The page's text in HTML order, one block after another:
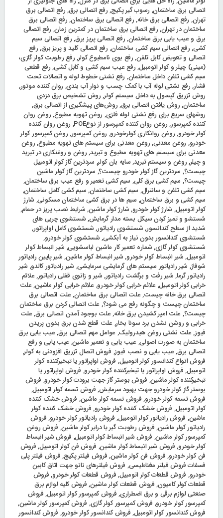
اتصالی برق ساختمان, رسوب گیر پکیج,رفع اتصالی برق,رفع اتصالی برق
تهران, رفع اتصالی برق خانه,رفع اتصالی برق ساختمان,رفع اتصالی برق
ساختمان در تهران,رفع اتصالی برق ساختمان در کمترین زمان, رفع اتصالی
برق و عیب یابی برق ساختمان,رفع اتصالی پریز برق,رفع اتصالی سیم
کشی,رفع اتصالی سیم کشی ساختمان, رفع اتصالی کلید و پریز برق,رفع
اتصالی و تعویض کابل تلفن,رفع بوی نامطبوع کولر,رفع رطوبت کولر گازی،
(مینی) چیلر و کولر اتومبیل,رفع عیب سیم کشی و کابل کشی,رفع قطعی
سیم کشی تلفن داخل ساختمان, رفع نشتی خطوط لوله و اتصالات تحت
فشار,رفع نشتی لوله آب با کمک چسب و نوار آب بندی, روان کننده موتور,
روش تزریق کپسول به داخل سیستم کولر,روش تشخیص برق دزدی
ساختمان,روش یافتن اتصالی برق,روش‌های پیشگیری از اتصالی برق,
روشهای سریع برای رفع نشتی لوله فلزی, روغن تهویه مطبوع,روغن روان
کننده کمپرسور,روغن روان کننده کمپرسور از نوعPOE , روغن روان کننده
کولر خودرو,روغن روانکاری کولرخودرو, روغن کمپرسور,روغن کمپرسور کولر
خودرو, روغن معدنی,روغن معدنی برای سیستم های تهویه مطبوع,روغن
معدنی برای سیستم های تهویه مطبوع و تبرید,روغن و روغنکاری در تبرید
و چیلر,روغن و سیستم تبرید,سایه بان کولر, سردترین گاز کولر اتومبیل
چیست؟, سردترین گاز کولر خودرو چیست؟, سردترین گاز کولر ماشین
چیست؟, سیم کشی برق کلی, سیم کشی تعمیر و رفع عیب برق ساختمان,
سیم کشی تلفن و سانترال, سیم کشی ساختمان,سیم کشی کامل ساختمان,
سیم کشی و برق ساختمان, سیم ها در برق کشی ساختمان مسکونی, شارژ
کولر اتومبیل, شارژ کولر خودرو,شارژ کولر ماشین,شرایط نصب پریز در حمام,
شستشو و تمیز کردن سیکل بسته مدار گرمایش,شستشوی چربی های
شدید از سطح کندانسور,شستشوی رادیاتور,شستشوی کامل اواپراتور,
شستشوی کندانسور بدون نیاز به آبکشی,شستشوی کولر خودرو,
شستشوی کولر گازی,شماره تعمیر کار ماشین لباسشویی, شیر انبساط کولر
اتومبیل,شیر انبساط کولر خودرو,شیر انبساط کولر ماشین,شیر پایین رادیاتور
شوفاژ, شیر رادیاتور سیستم های گرمایشی سرمایشی, شیر رادیاتور کالدو, شیر
رادیاتور گرما,شیر رفت و برگشت رادیاتور,شیر و زانوی قفلی رادیاتور,علائم
خرابی کولر اتومبیل, علائم خرابی کولر خودرو, علائم خرابی کولر ماشین,علت
اتصالی برق خانه چیست,علت اتصالی برق ساختمان,علت اتصالی برق
ساختمان چیست و چگونه رفع می شود؟, علت اتصالی کردن برق ساختمان
چیست؟, علت امپر کشیدن برق خانه,علت بوجود آمدن اتصالی برق,علت
خرابی و روشن نشدن برد سونا بخار, علت قطع شدن برق بدون پریدن
فیوز,علت نشتی روغن هیدرولیک, عوامل مهم اتصالی برق,عیب یابی برق
ساختمان به صورت اصولی, عیب یابی و تعمیر ماشین, عیب یابی و رفع
اتصالی برق,عیب یابی و نصب فیوز, فروش اتصال تزریق افزودنی به کولر,
فروش انواع کندانسور کولر اتومبیل, فروش اواپراتور یا تبخیرکننده کولر
اتومبیل,فروش اواپراتور یا تبخیرکننده کولر خودرو, فروش اواپراتور یا
تبخیرکننده کولر ماشین, فروش بوستر گاز جهت برودت کولر خودرو, فروش
بوستر گاز کولر خودرو جهت بهبود سرمایش,فروش تسمه کولر اتومبیل,
فروش تسمه کولر خودرو,فروش تسمه کولر ماشین, فروش خشک‌ کننده
کولر اتومبیل, فروش خشک‌ کننده کولر خودرو,فروش خشک‌ کننده کولر
ماشین, فروش رادیاتور کولر اتومبیل,فروش رادیاتور کولر خودرو,فروش
رادیاتور کولر ماشین,فروش رطوبت گیر یا درایر کولر ماشین, فروش روغن
کمپرسور کولر ماشین, فروش شیر انبساط کولر اتومبیل, فروش شیر انبساط
کولر خودرو,فروش شیر انبساط کولر ماشین, فروش فن کولر اتومبیل,فروش
فن کولر خودرو,فروش فن کولر ماشین,فروش فیلتر پکیج,فروش فیلتر پلی
فسفات فروش فیلتر مغناطیسی, فروش فیلترهای نانو جهت اتاق کابین
خودرو, فروش قطعات کولر اتومبیل,فروش قطعات کولر خودرو,فروش
قطعات کولر کامیون,فروش قطعات کولر ماشین,فروش کلیه لوازم برق
صنعتی لوازم برقی و برق اضطراری,فروش کمپرسور کولر اتومبیل,فروش
کمپرسور کولر خودرو, فروش کمپرسور کولر گازی, فروش کمپرسور کولر ماشین,
فروش کندانسور کولر اتومبیل,فروش کندانسور کولر خودرو, فروش کندانسور